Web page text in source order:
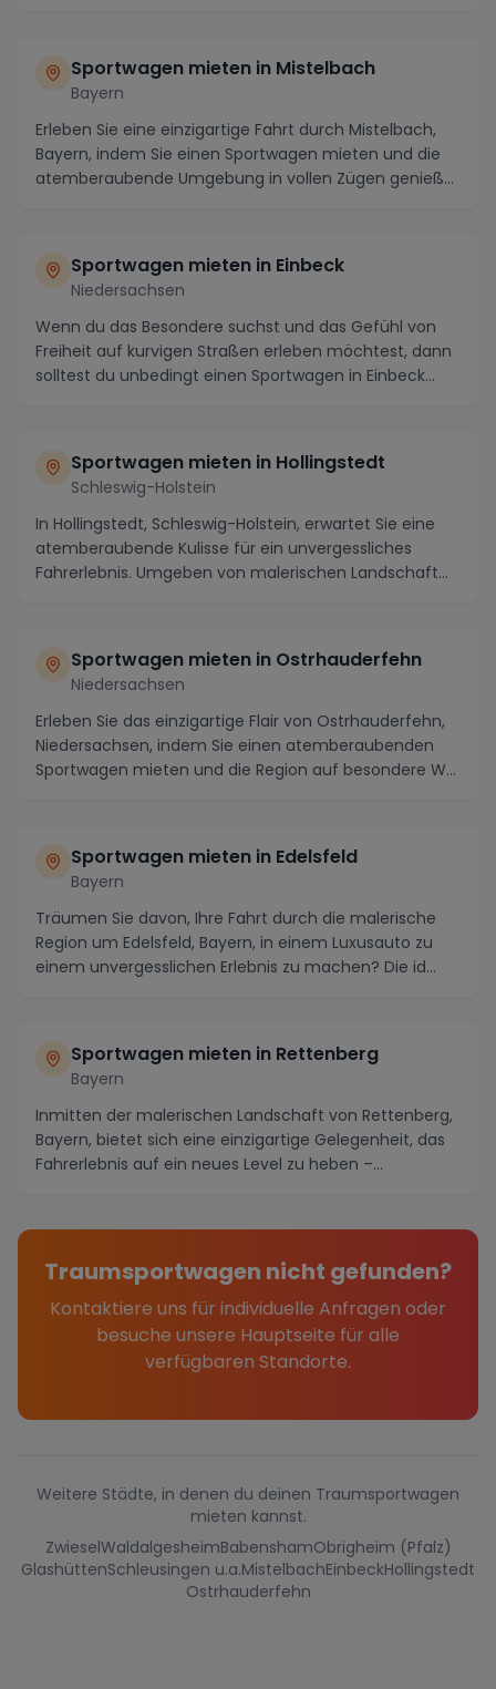
Sportwagen mieten in Mistelbach
Bayern
Erleben Sie eine einzigartige Fahrt durch Mistelbach,
Bayern, indem Sie einen Sportwagen mieten und die
atemberaubende Umgebung in vollen Zügen genieß...
Sportwagen mieten in Einbeck
Niedersachsen
Wenn du das Besondere suchst und das Gefühl von
Freiheit auf kurvigen Straßen erleben möchtest, dann
solltest du unbedingt einen Sportwagen in Einbeck...
Sportwagen mieten in Hollingstedt
Schleswig-Holstein
In Hollingstedt, Schleswig-Holstein, erwartet Sie eine
atemberaubende Kulisse für ein unvergessliches
Fahrerlebnis. Umgeben von malerischen Landschaft...
Sportwagen mieten in Ostrhauderfehn
Niedersachsen
Erleben Sie das einzigartige Flair von Ostrhauderfehn,
Niedersachsen, indem Sie einen atemberaubenden
Sportwagen mieten und die Region auf besondere W...
Sportwagen mieten in Edelsfeld
Bayern
Träumen Sie davon, Ihre Fahrt durch die malerische
Region um Edelsfeld, Bayern, in einem Luxusauto zu
einem unvergesslichen Erlebnis zu machen? Die id...
Sportwagen mieten in Rettenberg
Bayern
Inmitten der malerischen Landschaft von Rettenberg,
Bayern, bietet sich eine einzigartige Gelegenheit, das
Fahrerlebnis auf ein neues Level zu heben –...
Traumsportwagen nicht gefunden?
Kontaktiere uns für individuelle Anfragen oder
besuche unsere Hauptseite für alle
verfügbaren Standorte.
Weitere Städte, in denen du deinen Traumsportwagen
mieten kannst.
ZwieselWaldalgesheimBabenshamObrigheim (Pfalz)
GlashüttenSchleusingen u.a.MistelbachEinbeckHollingstedt
Ostrhauderfehn